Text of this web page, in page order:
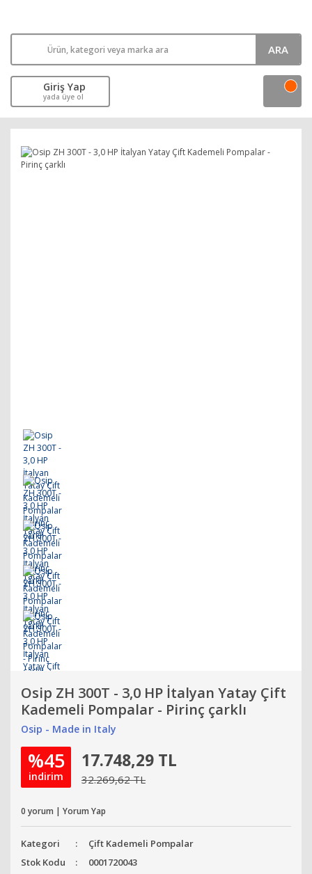
ARA
Giriş Yap
yada üye ol
Osip ZH 300T - 3,0 HP İtalyan Yatay Çift
Kademeli Pompalar - Pirinç çarklı
Osip - Made in Italy
%45
indirim
17.748,29 TL
32.269,62 TL
0 yorum | Yorum Yap
Kategori
Çift Kademeli Pompalar
Stok Kodu
0001720043